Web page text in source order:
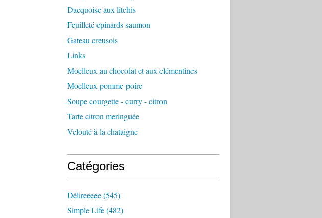
Dacquoise aux litchis
Feuilleté epinards saumon
Gateau creusois
Links
Moelleux au chocolat et aux clémentines
Moelleux pomme-poire
Soupe courgette - curry - citron
Tarte citron meringuée
Velouté à la chataigne
Catégories
Délireeeee(545)
Simple Life(482)